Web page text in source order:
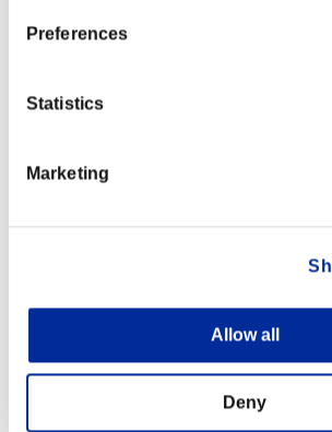
Preferences
Statistics
Marketing
Allow all
Deny
Nvl. de personaje: 1 o menos
Recompensas de evento